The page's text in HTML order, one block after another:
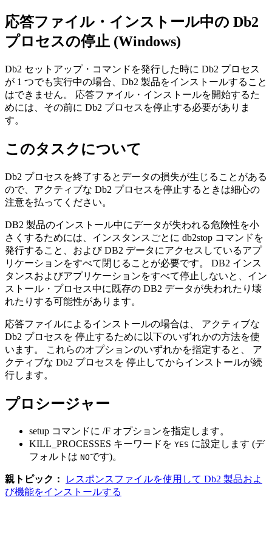
応答ファイル・インストール中の Db2
プロセスの停止 (Windows)
Db2 セットアップ・コマンドを発行した時に Db2 プロセス
が 1 つでも実行中の場合、 Db2 製品をインストールすること
はできません。 応答ファイル・インストールを開始するた
めには、その前に Db2 プロセスを停止する必要がありま
す。
このタスクについて
Db2 プロセスを終了するとデータの損失が生じることがある
ので、アクティブな Db2 プロセスを停止するときは細心の
注意を払ってください。
DB2 製品のインストール中にデータが失われる危険性を小
さくするためには、インスタンスごとに db2stop コマンドを
発行すること
、およびDB2 データにアクセスしているアプ
リケーションをすべて閉じること が必要です。 DB2 インス
タンスおよびアプリケーションをすべて停止しないと、イン
ストール・プロセス中に既存の DB2 データが失われたり壊
れたりする可能性があります。
応答ファイルによるインストールの場合は、 アクティブな
Db2 プロセスを 停止するために以下のいずれかの方法を使
います。 これらのオプションのいずれかを指定すると、 ア
クティブな Db2 プロセスを 停止してからインストールが続
行します。
プロシージャー
setup コマンドに /F オプションを指定します。
KILL_PROCESSES キーワードを YES に設定します (デ
フォルトは NOです)。
親トピック：
レスポンスファイルを使用して Db2 製品およ
び機能をインストールする